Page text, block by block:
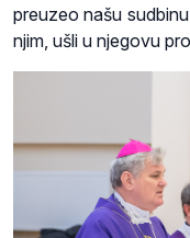
preuzeo našu
njim, ušli u njegovu